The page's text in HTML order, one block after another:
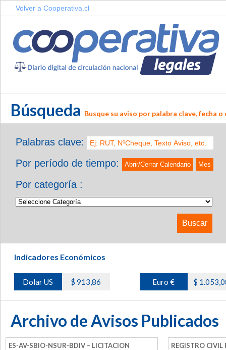
Volver a Cooperativa.cl
Búsqueda Busque su aviso por palabra clave, fecha
Palabras clave:
Por período de tiempo:
Abrir/Cerrar Calendario Mes
Por categoría :
Indicadores Económicos
Dolar US $ 913,86 Euro € $
Archivo de Avisos Publicados
ES-AV-SBIO-NSUR-BDIV – LICITACION
REGISTRO